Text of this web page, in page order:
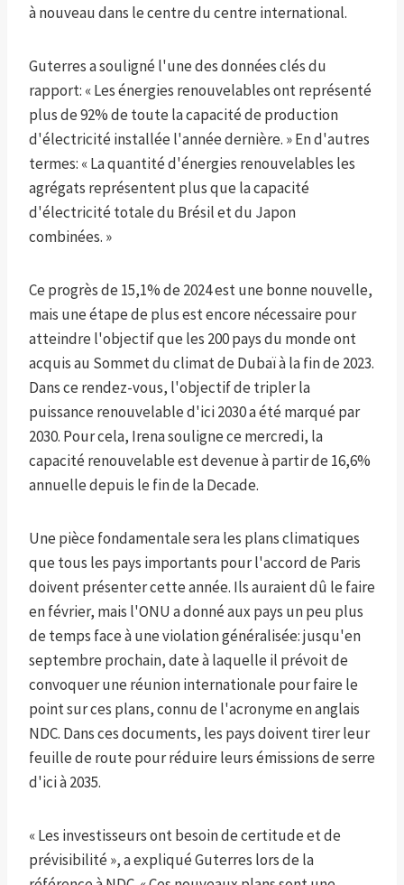
à nouveau dans le centre du centre international.
Guterres a souligné l'une des données clés du
rapport: « Les énergies renouvelables ont représenté
plus de 92% de toute la capacité de production
d'électricité installée l'année dernière. » En d'autres
termes: « La quantité d'énergies renouvelables les
agrégats représentent plus que la capacité
d'électricité totale du Brésil et du Japon
combinées. »
Ce progrès de 15,1% de 2024 est une bonne nouvelle,
mais une étape de plus est encore nécessaire pour
atteindre l'objectif que les 200 pays du monde ont
acquis au Sommet du climat de Dubaï à la fin de 2023.
Dans ce rendez-vous, l'objectif de tripler la
puissance renouvelable d'ici 2030 a été marqué par
2030. Pour cela, Irena souligne ce mercredi, la
capacité renouvelable est devenue à partir de 16,6%
annuelle depuis le fin de la Decade.
Une pièce fondamentale sera les plans climatiques
que tous les pays importants pour l'accord de Paris
doivent présenter cette année. Ils auraient dû le faire
en février, mais l'ONU a donné aux pays un peu plus
de temps face à une violation généralisée: jusqu'en
septembre prochain, date à laquelle il prévoit de
convoquer une réunion internationale pour faire le
point sur ces plans, connu de l'acronyme en anglais
NDC. Dans ces documents, les pays doivent tirer leur
feuille de route pour réduire leurs émissions de serre
d'ici à 2035.
« Les investisseurs ont besoin de certitude et de
prévisibilité », a expliqué Guterres lors de la